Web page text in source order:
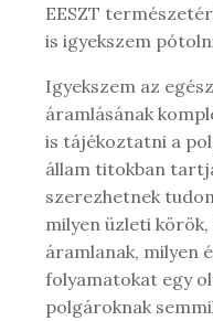
EESZT
is igyekszem
Igyekszem az
áramlásának
is tájékoztatni a
állam titokban
szerezhetnek
milyen üzleti
áramlanak, milyen
folyamatokat egy
polgároknak